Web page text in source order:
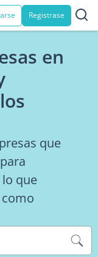
Registrase
en
que
que